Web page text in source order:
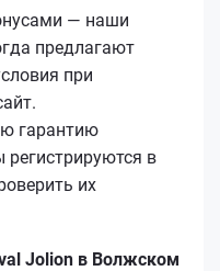
— наши
предлагают
при
гарантию
регистрируются в
их
Jolion в Волжском